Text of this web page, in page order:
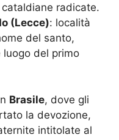
radicate.
(Lecce): località
del santo,
del primo
Brasile, dove gli
la devozione,
intitolate al